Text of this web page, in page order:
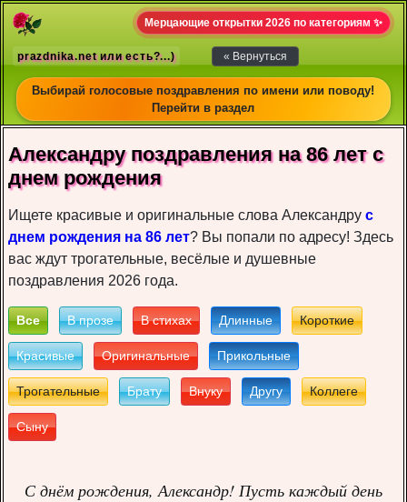
Мерцающие открытки 2026 по категориям ✨
prazdnika.net или есть?...) « Вернуться
Выбирай голосовые поздравления по имени или поводу!
Перейти в раздел
Александру пoздрaвлeния на 86 лет c
днeм рoждeния
Ищете красивые и оригинальные слова Александру с
днем рождения на 86 лет? Вы попали по адресу! Здесь
вас ждут трогательные, весёлые и душевные
поздравления 2026 года.
Все В прозе В стихах Длинные Короткие
Красивые Оригинальные Прикольные
Трогательные Брату Внуку Другу Коллеге
Сыну
С днём рождения, Александр! Пусть каждый день